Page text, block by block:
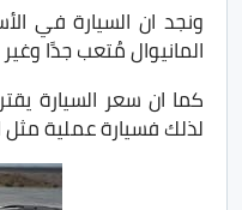
ونجد ان السيارة في
المانيوال مُتعب جدًا
كما ان سعر السيارة
لذلك فسيارة عملية